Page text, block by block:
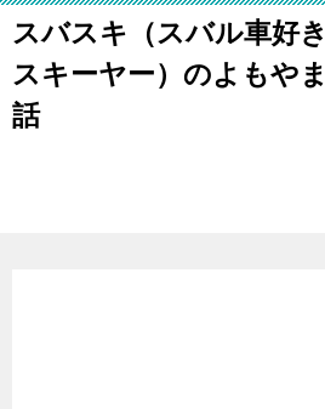
スバスキ（スバル車好き
スキーヤー）のよもやま
話